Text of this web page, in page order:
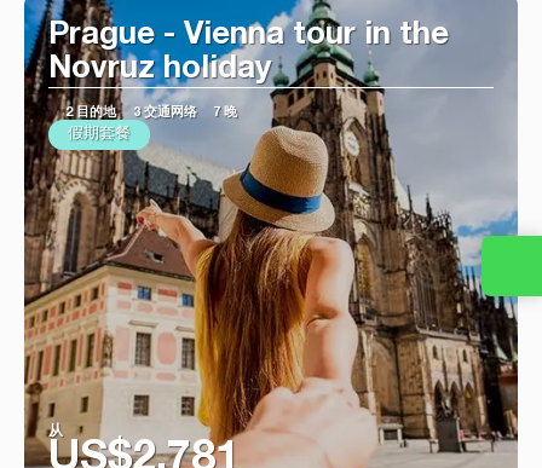
Prague - Vienna tour in the
Novruz holiday
2 目的地 3 交通网络 7 晚
假期套餐
从